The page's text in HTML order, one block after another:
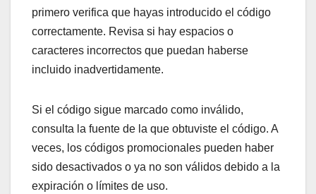
primero verifica que hayas introducido el código
correctamente. Revisa si hay espacios o
caracteres incorrectos que puedan haberse
incluido inadvertidamente.
Si el código sigue marcado como inválido,
consulta la fuente de la que obtuviste el código. A
veces, los códigos promocionales pueden haber
sido desactivados o ya no son válidos debido a la
expiración o límites de uso.